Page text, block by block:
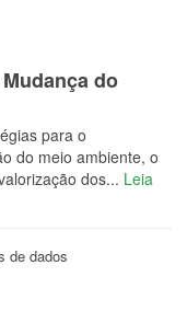
do
para o
do meio ambiente, o
dos... Leia
de dados